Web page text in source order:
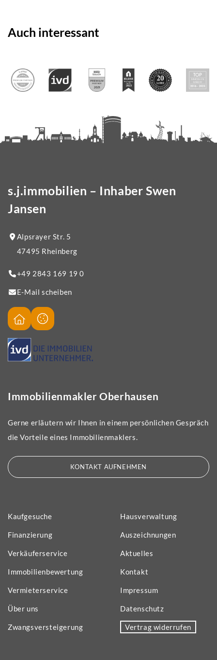
Auch interessant
s.j.immobilien – Inhaber Swen
Jansen
Alpsrayer Str. 5
47495 Rheinberg
+49 2843 169 19 0
E-Mail scheiben
Immobilienmakler Oberhausen
Gerne erläutern wir Ihnen in einem persönlichen Gespräch
die Vorteile eines Immobilienmaklers.
KONTAKT AUFNEHMEN
Kaufgesuche
Finanzierung
Verkäuferservice
Immobilienbewertung
Vermieterservice
Über uns
Zwangsversteigerung
Hausverwaltung
Auszeichnungen
Aktuelles
Kontakt
Impressum
Datenschutz
Vertrag widerrufen